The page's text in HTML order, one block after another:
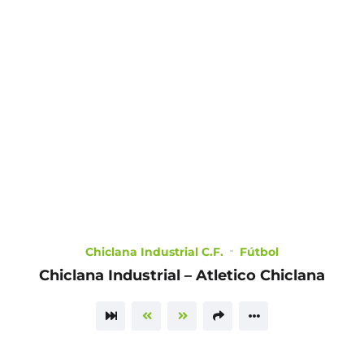
A PLANChiclana Industrial C.F. Fútbol
Chiclana Industrial – Atletico Chiclana